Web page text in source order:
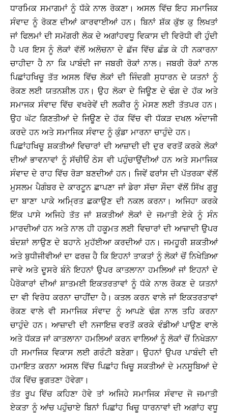
ਧਾਰਮਿਕ ਸਮਾਗਮਾਂ ਨੂੰ ਧੱਕੇ ਨਾਲ ਰੋਕਣਾ। ਅਸਲ ਵਿੱਚ ਇਹ ਸਮਾਜਿਕ
ਸੰਵਾਦ ਨੂੰ ਰੋਕਣ ਦੀਆਂ ਕਾਰਵਾਈਆਂ ਹਨ। ਬਿਨਾਂ ਸ਼ੱਕ ਕੁੱਝ ਕੁ ਲਿਖਤਾਂ
ਜਾਂ ਫਿਲਮਾਂ ਦੀ ਸਮੱਗਰੀ ਲੋਕ ਦੇ ਅਗਾਂਹਵਧੂ ਵਿਕਾਸ ਦੀ ਵਿਰੋਧੀ ਵੀ ਹੁੰਦੀ
ਹੈ ਪਰ ਇਸ ਨੂੰ ਲੋਕਾਂ ਵੱਲੋਂ ਅਲੋਚਨਾ ਦੇ ਛੱਜ ਵਿੱਚ ਛੰਡ ਕੇ ਹੀ ਨਕਾਰਨਾ
ਚਾਹੀਦਾ ਹੈ ਨਾ ਕਿ ਪਾਬੰਦੀ ਜਾ ਜਬਰੀ ਰੋਕਾਂ ਨਾਲ। ਜਬਰੀ ਰੋਕਾਂ ਨਾਲ
ਪਿਛਾਂਹਖਿਚੂ ਤੱਤ ਅਸਲ ਵਿੱਚ ਲੋਕਾਂ ਦੀ ਜਿੰਦਗੀ ਸੁਧਾਰਨ ਦੇ ਯਤਨਾਂ ਨੂੰ
ਰੋਕਣ ਲਈ ਯਤਨਸ਼ੀਲ ਹਨ। ਉਹ ਲੋਕਾ ਦੇ ਜਿਊਣ ਦੇ ਢੰਗ ਦੇ ਹੱਕ ਅਤੇ
ਸਮਾਜਕ ਸੰਵਾਦ ਵਿੱਚ ਵਖਰੇਵੇਂ ਦੀ ਲਕੀਰ ਨੂੰ ਮੇਸਣ ਲਈ ਤੱਤਪਰ ਹਨ।
ਉਹ ਘੱਟ ਗਿਣਤੀਆਂ ਦੇ ਜਿਊਣ ਦੇ ਹੱਕ ਵਿੱਚ ਵੀ ਧੱਕੜ ਦਖਲ ਅੰਦਾਜੀ
ਕਰਦੇ ਹਨ ਅਤੇ ਸਮਾਜਿਕ ਸੰਵਾਦ ਨੂੰ ਕੁੰਡਾ ਮਾਰਨਾ ਚਾਹੁੰਦੇ ਹਨ।
ਪਿਛਾਂਹਖਿਚੂ ਸ਼ਕਤੀਆਂ ਵਿਚਾਰਾਂ ਦੀ ਆਜ਼ਾਦੀ ਦੀ ਦੁਰ ਵਰਤੋਂ ਕਰਕੇ ਲੋਕਾਂ
ਦੀਆਂ ਭਾਵਨਾਵਾਂ ਨੂੰ ਸੱਚੀਓਂ ਠੇਸ ਵੀ ਪਹੁੰਚਾਉਂਦੀਆਂ ਹਨ ਅਤੇ ਸਮਾਜਿਕ
ਸੰਵਾਦ ਦੇ ਰਾਹ ਵਿੱਚ ਰੋੜਾ ਬਣਦੀਆਂ ਹਨ। ਜਿਵੇਂ ਫਰਾਂਸ ਦੀ ਪੱਤਰਕਾ ਵੱਲੋਂ
ਮੁਸਲਮ ਪੈਗੰਬਰ ਦੇ ਕਾਰਟੂਨ ਛਾਪਣਾ ਜਾਂ ਡੇਰਾ ਸੱਚਾ ਸੌਦਾ ਵੱਲੋਂ ਸਿੱਖ ਗੁਰੂ
ਦਾ ਬਾਣਾ ਪਾਕੇ ਅਮਿ੍ਰਤ ਛਕਾਉਣ ਦੀ ਨਕਲ ਕਰਨਾ। ਅਜਿਹਾ ਕਰਕੇ
ਇੱਕ ਪਾਸੇ ਅਜਿਹੇ ਤੱਤ ਜਾਂ ਸ਼ਕਤੀਆਂ ਲੋਕਾਂ ਦੇ ਜਮਾਤੀ ਏਕੇ ਨੂੰ ਸੰਨ
ਮਾਰਦੀਆਂ ਹਨ ਅਤੇ ਨਾਲ ਹੀ ਹਕੂਮਤ ਲਈ ਵਿਚਾਰਾਂ ਦੀ ਆਜ਼ਾਦੀ ਉਪਰ
ਬੰਦਸ਼ਾਂ ਲਾਉਣ ਦੇ ਬਹਾਨੇ ਮੁਹੱਈਆ ਕਰਦੀਆਂ ਹਨ। ਜਮਹੂਰੀ ਸ਼ਕਤੀਆਂ
ਅਤੇ ਬੁਧੀਜੀਵੀਆਂ ਦਾ ਫਰਜ਼ ਹੈ ਕਿ ਇਹਨਾਂ ਤਾਕਤਾਂ ਨੂੰ ਲੋਕਾਂ ਚੋਂ ਨਿਖੇੜਿਆ
ਜਾਵੇ ਅਤੇ ਦੂਸਰੇ ਬੰਨੇ ਇਹਨਾਂ ਉਪਰ ਕਾਤਲਾਨਾ ਹਮਲਿਆਂ ਜਾਂ ਇਹਨਾਂ ਦੇ
ਪੈਰੋਕਾਰਾਂ ਦੀਆਂ ਸ਼ਾਤਮਈ ਇਕਤਰਤਾਵਾਂ ਨੂੰ ਧੱਕੇ ਨਾਲ ਰੋਕਣ ਦੇ ਯਤਨਾਂ
ਦਾ ਵੀ ਵਿਰੋਧ ਕਰਨਾ ਚਾਹੀਂਦਾ ਹੈ। ਕਤਲ ਕਰਨ ਵਾਲੇ ਜਾਂ ਇਕਤਰਤਾਵਾਂ
ਰੋਕਣ ਵਾਲੇ ਵੀ ਸਮਾਜਿਕ ਸੰਵਾਦ ਨੂੰ ਆਪਣੇ ਢੰਗ ਨਾਲ ਤਹਿ ਕਰਨਾ
ਚਾਹੁੰਦੇ ਹਨ। ਆਜ਼ਾਦੀ ਦੀ ਨਜਾਇਜ਼ ਵਰਤੋਂ ਕਰਕੇ ਵੰਡੀਆਂ ਪਾਉਣ ਵਾਲੇ
ਅਤੇ ਧੱਕੜ ਜਾਂ ਕਾਤਲਾਨਾ ਹਮਲਿਆਂ ਕਰਨ ਵਾਲਿਆਂ ਨੂੰ ਲੋਕਾਂ ਚੋਂ ਨਿਖੇੜਨਾ
ਹੀ ਸਮਾਜਿਕ ਵਿਕਾਸ ਲਈ ਗਰੰਟੀ ਬਣੇਗਾ। ਉਹਨਾਂ ਉਪਰ ਪਾਬੰਦੀ ਦੀ
ਹਮਾਇਤ ਕਰਨਾ ਅਸਲ ਵਿੱਚ ਪਿਛਾਂਹ ਖਿਚੂ ਸਕਤੀਆਂ ਦੇ ਮਨਸੂਬਿਆਂ ਦੇ
ਹੱਕ ਵਿੱਚ ਭੁਗਤਣਾ ਹੋਵੇਗਾ।
ਤੱਤ ਰੂਪ ਵਿੱਚ ਕਹਿਣਾ ਹੋਵੇ ਤਾਂ ਅਜਿਹੇ ਸਮਾਜਿਕ ਸੰਵਾਦ ਜੋ ਜਮਾਤੀ
ਏਕਤਾ ਨੂੰ ਆਂਚ ਪਹੁੰਚਾਏ ਬਿਨਾਂ ਪਿਛਾਂਹ ਖਿਚੂ ਧਾਰਨਾਵਾਂ ਦੀ ਅਗਾਂਹ ਵਧੂ